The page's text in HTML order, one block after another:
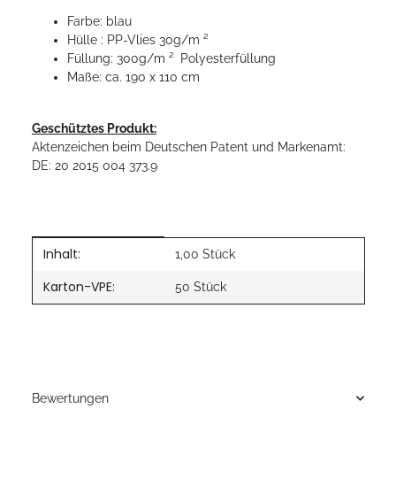
Farbe: blau
Hülle : PP-Vlies 30g/m ²
Füllung: 300g/m ² Polyesterfüllung
Maße: ca. 190 x 110 cm
Geschütztes Produkt:
Aktenzeichen beim Deutschen Patent und Markenamt:
DE: 20 2015 004 373.9
Produkteigenschaft
Wert
Inhalt: 1,00 Stück
Karton-VPE: 50 Stück
Bewertungen